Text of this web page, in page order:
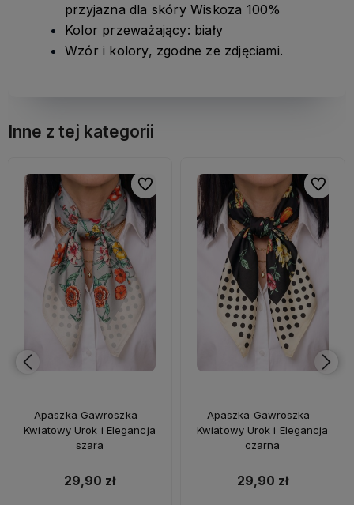
przyjazna dla skóry Wiskoza 100%
Kolor przeważający: biały
Wzór i kolory, zgodne ze zdjęciami.
Inne z tej kategorii
Apaszka Gawroszka -
Kwiatowy Urok i Elegancja
szara
29,90 zł
Do ulubionych
Do ulubionych
Apaszka Gawroszka -
Kwiatowy Urok i Elegancja
czarna
29,90 zł
Do
Do